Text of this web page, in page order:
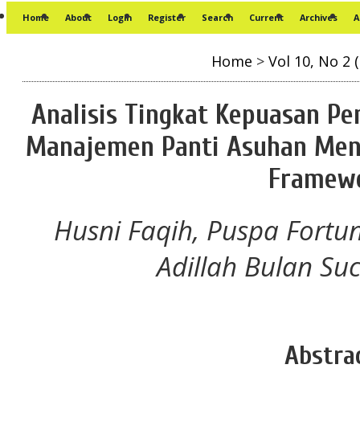
Home About Login Register Search Current Archives
Home > Vol 10, No 2
Analisis Tingkat Kepuasan
Manajemen Panti Asuhan
Husni Faqih, Puspa
Adillah Bulan